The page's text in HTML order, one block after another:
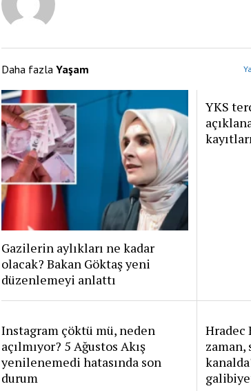
Daha fazla Yaşam
Gazilerin aylıkları ne kadar
olacak? Bakan Göktaş yeni
düzenlemeyi anlattı
YKS
Instagram çöktü mü, neden
açılmıyor? 5 Ağustos Akış
yenilenemedi hatasında son
durum
Hradec
zaman,